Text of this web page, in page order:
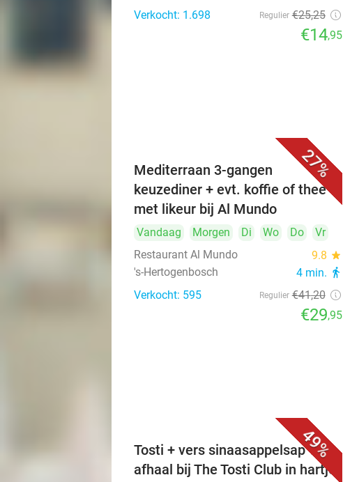
Verkocht: 1.698 Regulier €25,25
€14,95
27%
Mediterraan 3-gangen
keuzediner + evt. koffie of thee
met likeur bij Al Mundo
Vandaag Morgen Di Wo Do
Vr
Restaurant Al Mundo
9.8 star
's-Hertogenbosch 4 min. directions_walk
Verkocht: 595 Regulier €41,20
€29,95
49%
Tosti + vers sinaasappelsap voor
afhaal bij The Tosti Club in hartje